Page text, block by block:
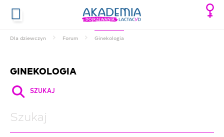
Dla dziewczyn Forum Ginekologia
GINEKOLOGIA
SZUKAJ